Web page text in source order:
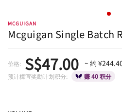
MCGUIGAN
Mcguigan Single Batch
价格: S$47.00 ~ 约
预计樟宜奖励计划积分: 赚 40 积分